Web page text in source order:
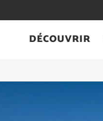
DÉCOUVRIR